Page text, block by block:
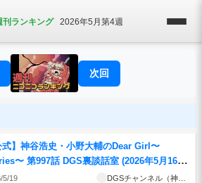
刊ランキング 2026年5月第4週
次回
式】神谷浩史・小野大輔のDear Girl〜
〜 第997話 DGS裏談話室 (2026年5月16日
分)↗
5/19